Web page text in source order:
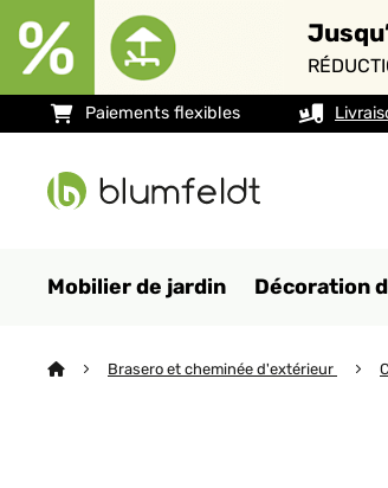
Paiements flexibles
Mobilier de jardin Décoration
Brasero et cheminée d'extérieur